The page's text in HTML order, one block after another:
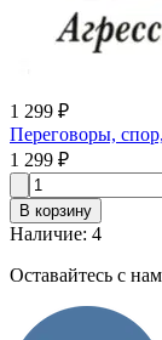
1 299 ₽
Переговоры,
1 299 ₽
В корзину
Наличие: 4
Оставайтесь с